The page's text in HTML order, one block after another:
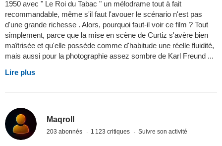
1950 avec " Le Roi du Tabac " un mélodrame tout à fait
recommandable, même s'il faut l'avouer le scénario n'est pas
d'une grande richesse . Alors, pourquoi faut-il voir ce film ? Tout
simplement, parce que la mise en scène de Curtiz s'avère bien
maîtrisée et qu'elle posséde comme d'habitude une réelle fluidité,
mais aussi pour la photographie assez sombre de Karl Freund ...
Lire plus
Maqroll
203 abonnés 1 123 critiques Suivre son activité